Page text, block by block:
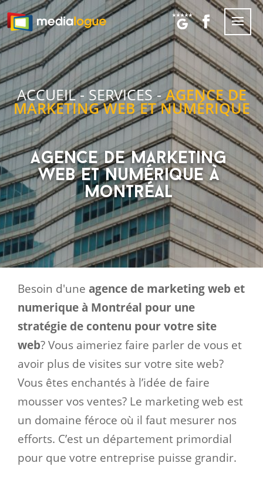
ACCUEIL-SERVICES-AGENCE DE
MARKETING WEB ET NUMÉRIQUE
Agence de marketing
web et numérique à
Montréal
Besoin d'une agence de marketing web et
numerique à Montréal pour une
stratégie de contenu pour votre site
web? Vous aimeriez faire parler de vous et
avoir plus de visites sur votre site web?
Vous êtes enchantés à l’idée de faire
mousser vos ventes? Le marketing web est
un domaine féroce où il faut mesurer nos
efforts. C’est un département primordial
pour que votre entreprise puisse grandir.